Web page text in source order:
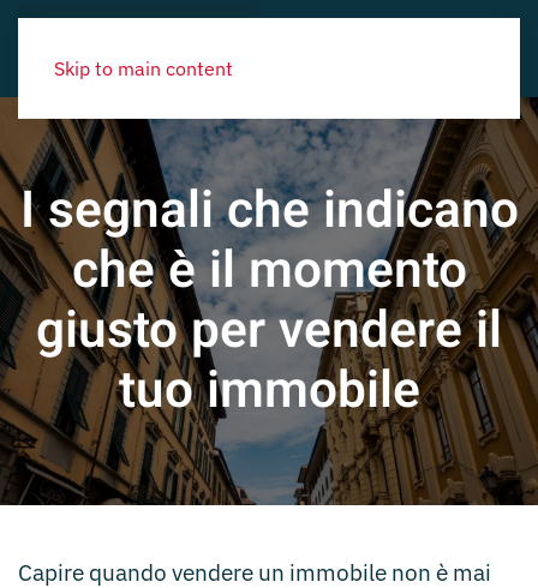
Skip to main content
I segnali che indicano
che è il momento
giusto per vendere il
tuo immobile
Capire quando vendere un immobile non è mai